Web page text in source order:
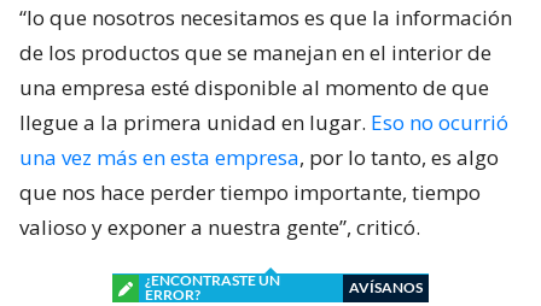
“lo que nosotros necesitamos es que la información
de los productos que se manejan en el interior de
una empresa esté disponible al momento de que
llegue a la primera unidad en lugar. Eso no ocurrió
una vez más en esta empresa, por lo tanto, es algo
que nos hace perder tiempo importante, tiempo
valioso y exponer a nuestra gente”, criticó.
¿ENCONTRASTE UN
ERROR?
AVÍSANOS